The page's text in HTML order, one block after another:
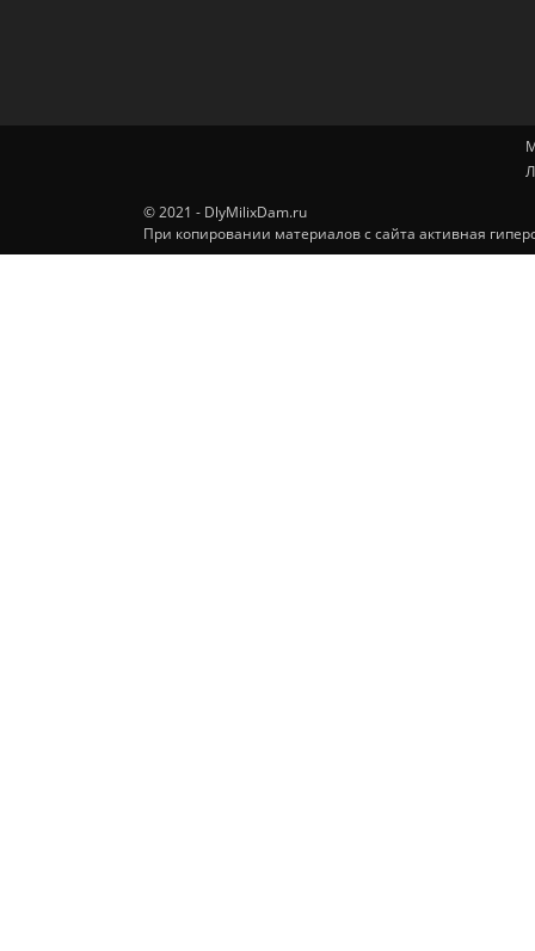
© 2021 - DlyMilixDam.ru
При копировании материалов с сайта активная